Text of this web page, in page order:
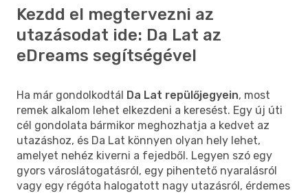
Emirates
Budapest- Da Lat
Da Lat- Budapest
Kezdd el megtervezni az
utazásodat ide: Da Lat az
eDreams segítségével
Ha már gondolkodtál Da Lat repülőjegyein, most
remek alkalom lehet elkezdeni a keresést. Egy új úti
cél gondolata bármikor meghozhatja a kedvet az
utazáshoz, és Da Lat könnyen olyan hely lehet,
amelyet nehéz kiverni a fejedből. Legyen szó egy
gyors városlátogatásról, egy pihentető nyaralásról
vagy egy régóta halogatott nagy utazásról, érdemes